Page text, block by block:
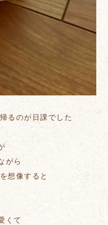
るのが日課でした
がら
想像すると
くて